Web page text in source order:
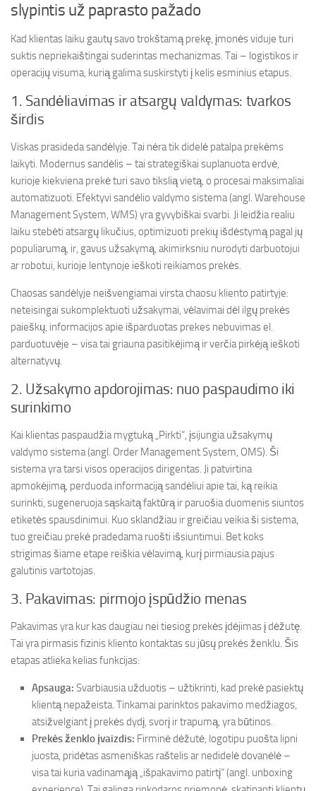
slypintis už paprasto pažado
Kad klientas laiku gautų savo trokštamą prekę, įmonės viduje turi
suktis nepriekaištingai suderintas mechanizmas. Tai – logistikos ir
operacijų visuma, kurią galima suskirstyti į kelis esminius etapus.
1. Sandėliavimas ir atsargų valdymas: tvarkos
širdis
Viskas prasideda sandėlyje. Tai nėra tik didelė patalpa prekėms
laikyti. Modernus sandėlis – tai strategiškai suplanuota erdvė,
kurioje kiekviena prekė turi savo tikslią vietą, o procesai maksimaliai
automatizuoti. Efektyvi sandėlio valdymo sistema (angl. Warehouse
Management System, WMS) yra gyvybiškai svarbi. Ji leidžia realiu
laiku stebėti atsargų likučius, optimizuoti prekių išdėstymą pagal jų
populiarumą, ir, gavus užsakymą, akimirksniu nurodyti darbuotojui
ar robotui, kurioje lentynoje ieškoti reikiamos prekės.
Chaosas sandėlyje neišvengiamai virsta chaosu kliento patirtyje:
neteisingai sukomplektuoti užsakymai, vėlavimai dėl ilgų prekės
paieškų, informacijos apie išparduotas prekes nebuvimas el.
parduotuvėje – visa tai griauna pasitikėjimą ir verčia pirkėją ieškoti
alternatyvų.
2. Užsakymo apdorojimas: nuo paspaudimo iki
surinkimo
Kai klientas paspaudžia mygtuką „Pirkti“, įsijungia užsakymų
valdymo sistema (angl. Order Management System, OMS). Ši
sistema yra tarsi visos operacijos dirigentas. Ji patvirtina
apmokėjimą, perduoda informaciją sandėliui apie tai, ką reikia
surinkti, sugeneruoja sąskaitą faktūrą ir paruošia duomenis siuntos
etiketės spausdinimui. Kuo sklandžiau ir greičiau veikia ši sistema,
tuo greičiau prekė pradedama ruošti išsiuntimui. Bet koks
strigimas šiame etape reiškia vėlavimą, kurį pirmiausia pajus
galutinis vartotojas.
3. Pakavimas: pirmojo įspūdžio menas
Pakavimas yra kur kas daugiau nei tiesiog prekės įdėjimas į dėžutę.
Tai yra pirmasis fizinis kliento kontaktas su jūsų prekės ženklu. Šis
etapas atlieka kelias funkcijas:
Apsauga: Svarbiausia užduotis – užtikrinti, kad prekė pasiektų
klientą nepažeista. Tinkamai parinktos pakavimo medžiagos,
atsižvelgiant į prekės dydį, svorį ir trapumą, yra būtinos.
Prekės ženklo įvaizdis: Firminė dėžutė, logotipu puošta lipni
juosta, pridėtas asmeniškas raštelis ar nedidelė dovanėlė –
visa tai kuria vadinamąją „išpakavimo patirtį“ (angl. unboxing